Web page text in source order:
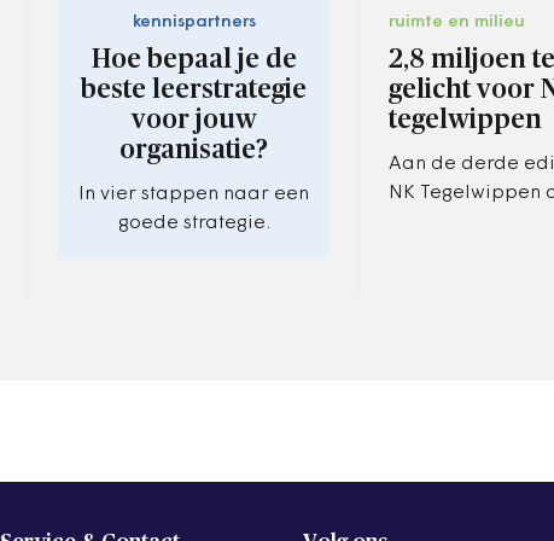
kennispartners
Hoe bepaal je de
beste leerstrategie
voor jouw
organisatie?
In vier stappen naar een
goede strategie.
ruimte en milieu
2,8 miljoen
gelicht voor
tegelwippen
Aan de derde
NK Tegelwippen